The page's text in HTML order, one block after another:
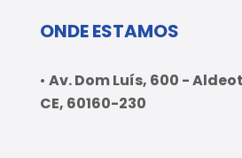
ONDE ESTAMOS
• Av. Dom Luís, 600 -
CE, 60160-230